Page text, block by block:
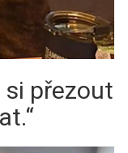
si přezout